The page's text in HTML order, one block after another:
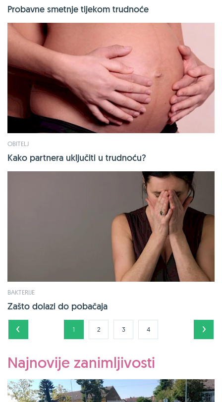
Probavne smetnje tijekom trudnoće
OBITELJ
Kako partnera uključiti u trudnoću?
BAKTERIJE
Zašto dolazi do pobačaja
1 2 3 4
Najnovije zanimljivosti